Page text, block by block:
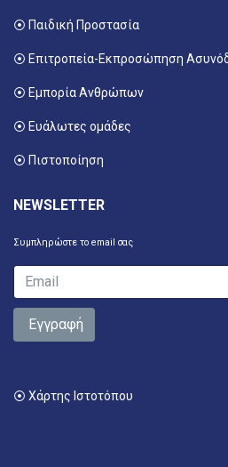
⦿ Παιδική Προστασία
⦿ Επιτροπεία-Εκπροσώπηση
⦿ Εμπορία Ανθρώπων
⦿ Ευάλωτες ομάδες
⦿ Πιστοποίηση
NEWSLETTER
Συμπληρώστε το email σας
Εγγραφή
⦿ Χάρτης Ιστοτόπου